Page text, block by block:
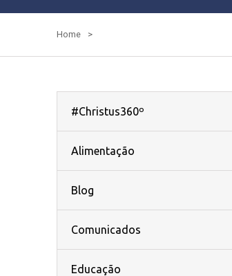
Home >
#Christus360º
Alimentação
Blog
Comunicados
Educação